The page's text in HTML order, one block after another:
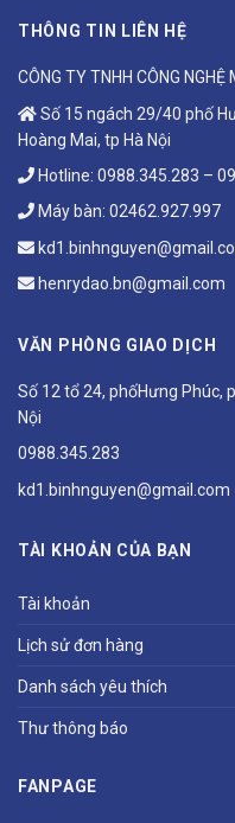
THÔNG TIN LIÊN HỆ
CÔNG TY TNHH CÔNG NGHỆ
Số 15 ngách 29/40 phố
Hoàng Mai, tp Hà Nội
Hotline: 0988.345.283 –
Máy bàn: 02462.927.997
henrydao.bn@gmail.com
VĂN PHÒNG GIAO DỊCH
Số 12 tổ 24, phốHưng Phúc,
Nội
0988.345.283
kd1.binhnguyen@gmail.com
TÀI KHOẢN CỦA BẠN
Tài khoản
Lịch sử đơn hàng
Danh sách yêu thích
Thư thông báo
FANPAGE